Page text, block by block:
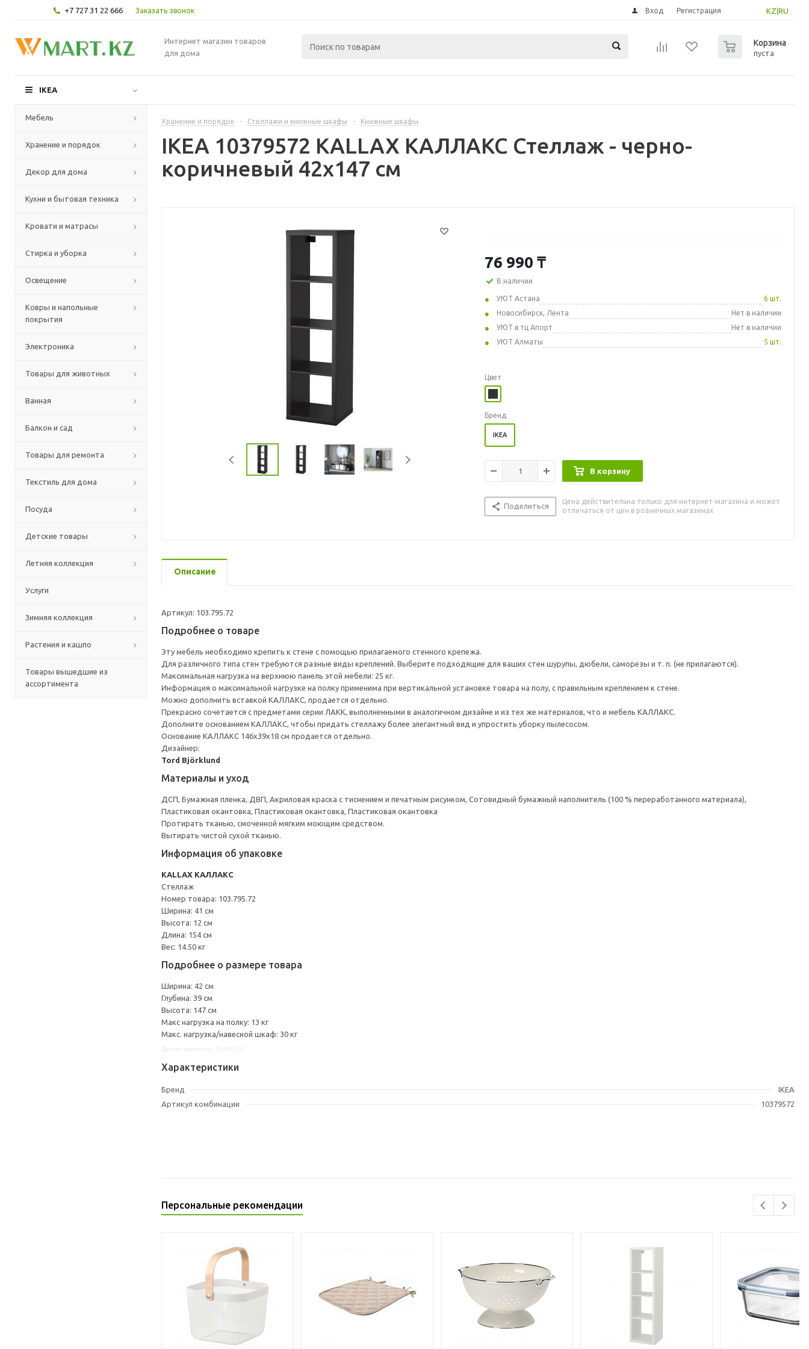
+7 727 31 22 666 Заказать звонок KZ RU
Вход Регистрация
Интернет магазин товаров
для дома
Корзина
пуста
IKEA
Мебель
Хранение и порядок
Декор для дома
Кухни и бытовая техника
Кровати и матрасы
Стирка и уборка
Освещение
Ковры и напольные
покрытия
Электроника
Товары для животных
Ванная
Балкон и сад
Товары для ремонта
Текстиль для дома
Посуда
Детские товары
Летняя коллекция
Услуги
Зимняя коллекция
Растения и кашпо
Товары вышедшие из
ассортимента
Хранение и порядок - Стеллажи и книжные шкафы - Книжные шкафы
IKEA 10379572 KALLAX КАЛЛАКС Стеллаж - черно-
коричневый 42x147 см
76 990 ₸
В наличии
УЮТ Астана
6 шт.
Новосибирск, Лента
Нет в наличии
УЮТ в тц Апорт
Нет в наличии
УЮТ Алматы
5 шт.
Цвет
Бренд
IKEA
В корзину
Поделиться
Цена действительна только для интернет-магазина и может
отличаться от цен в розничных магазинах
Описание
Артикул: 103.795.72
Подробнее о товаре
Эту мебель необходимо крепить к стене с помощью прилагаемого стенного крепежа.
Для различного типа стен требуются разные виды креплений. Выберите подходящие для ваших стен шурупы, дюбели, саморезы и т. п. (не прилагаются).
Максимальная нагрузка на верхнюю панель этой мебели: 25 кг.
Информация о максимальной нагрузке на полку применима при вертикальной установке товара на полу, с правильным креплением к стене.
Можно дополнить вставкой КАЛЛАКС, продается отдельно.
Прекрасно сочетается с предметами серии ЛАКК, выполненными в аналогичном дизайне и из тех же материалов, что и мебель КАЛЛАКС.
Дополните основанием КАЛЛАКС, чтобы придать стеллажу более элегантный вид и упростить уборку пылесосом.
Основание КАЛЛАКС 146x39x18 см продается отдельно.
Дизайнер:
Tord Björklund
Материалы и уход
ДСП, Бумажная пленка, ДВП, Акриловая краска с тиснением и печатным рисунком, Сотовидный бумажный наполнитель (100 % переработанного материала),
Пластиковая окантовка, Пластиковая окантовка, Пластиковая окантовка
Протирать тканью, смоченной мягким моющим средством.
Вытирать чистой сухой тканью.
Информация об упаковке
KALLAX КАЛЛАКС
Стеллаж
Номер товара: 103.795.72
Ширина: 41 см
Высота: 12 см
Длина: 154 см
Вес: 14.50 кг
Подробнее о размере товара
Ширина: 42 см
Глубина: 39 см
Высота: 147 см
Макс нагрузка на полку: 13 кг
Макс. нагрузка/навесной шкаф: 30 кг
Характеристики
Бренд
IKEA
Артикул комбинации
10379572
Персональные рекомендации